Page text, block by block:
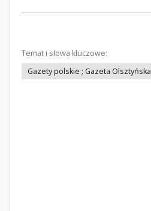
Temat i słowa kluczowe:
Gazety polskie ; Gazeta Olsztyńska